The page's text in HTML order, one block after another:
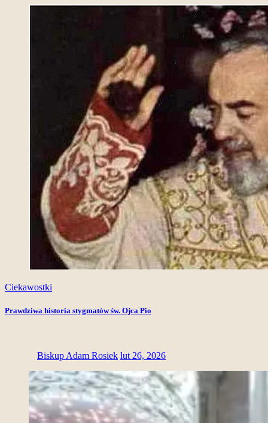
Ciekawostki
Prawdziwa historia stygmatów św. Ojca Pio
Biskup Adam Rosiek lut 26, 2026